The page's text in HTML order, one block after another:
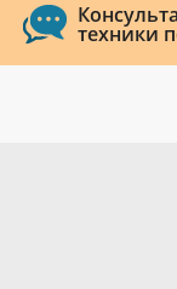
техники